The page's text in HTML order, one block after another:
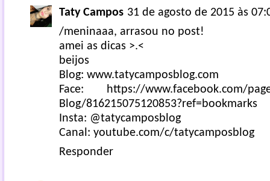
Taty Campos 31 de agosto de 2015 às
/meninaaa, arrasou no post!
amei as dicas >.<
beijos
Blog: www.tatycamposblog.com
Face: https://www.facebook.com/
Blog/816215075120853?ref=bookmarks
Insta: @tatycamposblog
Canal: youtube.com/c/tatycamposblog
Responder